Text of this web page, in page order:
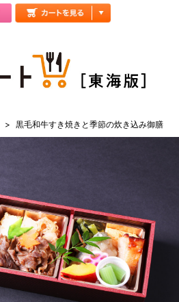
黒毛和牛すき焼きと季節の炊き込み御膳